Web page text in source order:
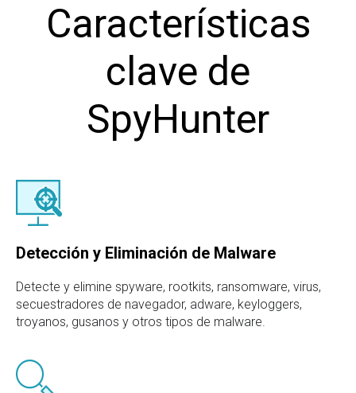
Características
clave de
SpyHunter
Detección y Eliminación de Malware
Detecte y elimine spyware, rootkits, ransomware, virus,
secuestradores de navegador, adware, keyloggers,
troyanos, gusanos y otros tipos de malware.